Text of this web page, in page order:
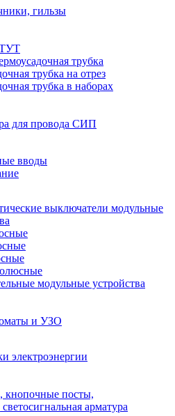
гильзы
трубка
трубка на отрез
трубка в наборах
для провода СИП
вводы
выключатели модульные
модульные устройства
и УЗО
электроэнергии
кнопочные посты,
арматура